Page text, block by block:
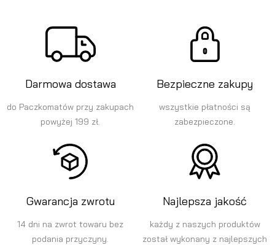
Darmowa dostawa
do Paczkomatów przy zakupach
powyżej 199 zł.
Bezpieczne zakupy
wszystkie płatności są
zabezpieczone.
Gwarancja zwrotu
14 dni na zwrot towaru bez
podania przyczyny.
Najlepsza jakość
każdy z naszych produktów
został wykonany z najlepszych